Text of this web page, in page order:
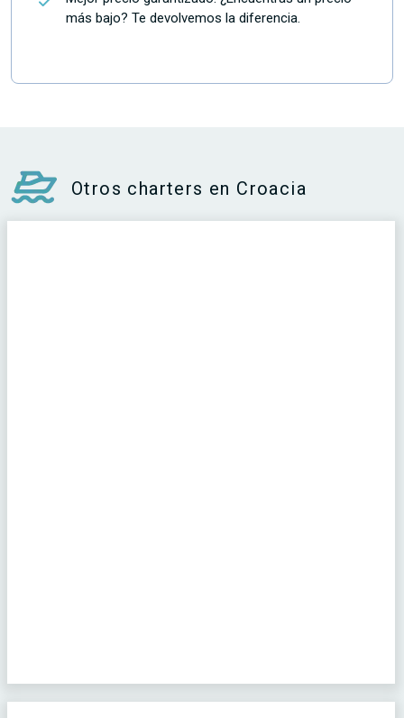
más bajo? Te devolvemos la diferencia.
Otros charters en Croacia